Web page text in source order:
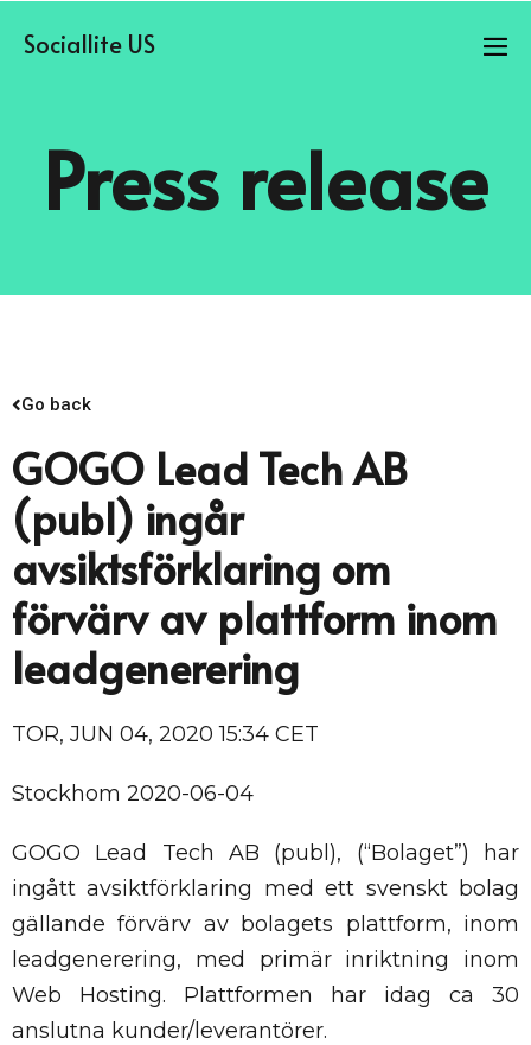
Sociallite US
Press release
Go back
GOGO Lead Tech AB
(publ) ingår
avsiktsförklaring om
förvärv av plattform inom
leadgenerering
TOR, JUN 04, 2020 15:34 CET
Stockhom 2020-06-04
GOGO Lead Tech AB (publ), (“Bolaget”) har
ingått avsiktförklaring med ett svenskt bolag
gällande förvärv av bolagets plattform, inom
leadgenerering, med primär inriktning inom
Web Hosting. Plattformen har idag ca 30
anslutna kunder/leverantörer.